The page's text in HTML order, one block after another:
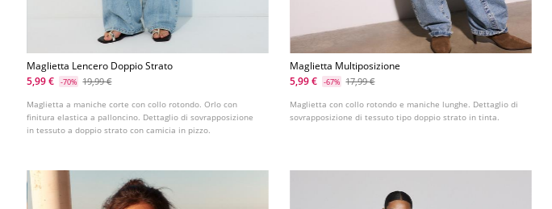
Maglietta Lencero Doppio Strato
5,99 €
-70% 19,99 €
Maglietta a maniche corte con collo rotondo. Orlo con
finitura elastica a palloncino. Dettaglio di sovrapposizione
in tessuto a doppio strato con camicia in pizzo.
Maglietta Multiposizione
5,99 €
-67% 17,99 €
Maglietta con collo rotondo e maniche lunghe. Dettaglio di
sovrapposizione di tessuto tipo doppio strato in tinta.